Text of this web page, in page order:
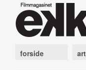
forside